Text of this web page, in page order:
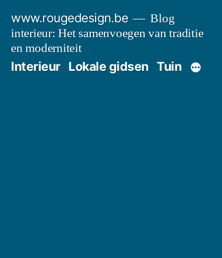
naar
inhoud
www.rougedesign.be
Blog
interieur: Het samenvoegen van traditie
en moderniteit
Interieur Lokale gidsen Tuin